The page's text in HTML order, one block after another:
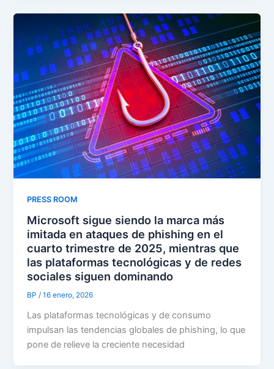
PRESS ROOM
Microsoft sigue siendo la marca más
imitada en ataques de phishing en el
cuarto trimestre de 2025, mientras que
las plataformas tecnológicas y de redes
sociales siguen dominando
BP/16 enero, 2026
Las plataformas tecnológicas y de consumo
impulsan las tendencias globales de phishing, lo que
pone de relieve la creciente necesidad